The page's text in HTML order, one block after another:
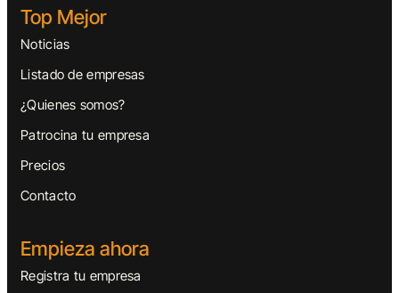
Top Mejor
Noticias
Listado de empresas
¿Quienes somos?
Patrocina tu empresa
Precios
Contacto
Empieza ahora
Registra tu empresa